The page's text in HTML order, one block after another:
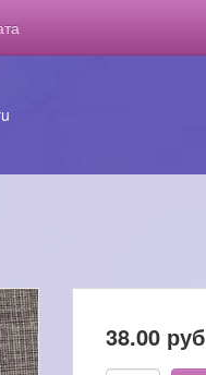
38.00руб